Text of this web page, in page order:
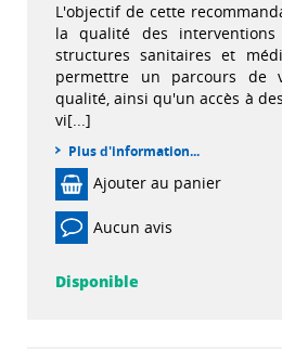
L'objectif de cette
la qualité des
structures sanitaires et
permettre un parcours de
qualité, ainsi qu'un accès à
vi[...]
Plus d'information...
Ajouter au panier
Aucun avis
Disponible